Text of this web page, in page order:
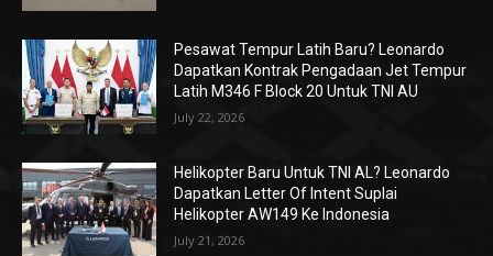
Pesawat Tempur Latih Baru? Leonardo
Dapatkan Kontrak Pengadaan Jet Tempur
Latih M346 F Block 20 Untuk TNI AU
July 22, 2026
Helikopter Baru Untuk TNI AL? Leonardo
Dapatkan Letter Of Intent Suplai
Helikopter AW149 Ke Indonesia
July 21, 2026